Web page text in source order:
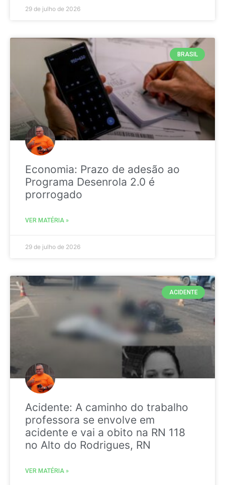
29 de julho de 2026
BRASIL
Economia: Prazo de adesão ao
Programa Desenrola 2.0 é
prorrogado
VER MATÉRIA »
29 de julho de 2026
ACIDENTE
Acidente: A caminho do trabalho
professora se envolve em
acidente e vai a obito na RN 118
no Alto do Rodrigues, RN
VER MATÉRIA »